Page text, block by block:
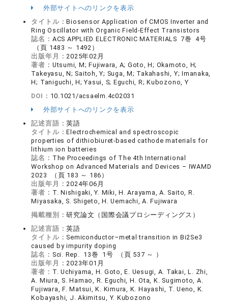
外部サイトへのリンクを表示
タイトル：Biosensor Application of CMOS Inverter and
Ring Oscillator with Organic Field-Effect Transistors
誌名： ACS APPLIED ELECTRONIC MATERIALS 7巻 4号
（頁 1483 ～ 1492）
出版年月：2025年02月
著者： Utsumi, M; Fujiwara, A; Goto, H; Okamoto, H;
Takeyasu, N; Saitoh, Y; Suga, M; Takahashi, Y; Imanaka,
H; Taniguchi, H; Yasui, S; Eguchi, R; Kubozono, Y
DOI： 10.1021/acsaelm.4c02031
外部サイトへのリンクを表示
記述言語：英語
タイトル：Electrochemical and spectroscopic
properties of dithiobiuret-based cathode materials for
lithium ion batteries
誌名： The Proceedings of The 4th International
Workshop on Advanced Materials and Devices – IWAMD
2023 （頁 183 ～ 186）
出版年月：2024年06月
著者： T. Nishigaki, Y. Miki, H. Arayama, A. Saito, R.
Miyasaka, S. Shigeto, H. Uemachi, A. Fujiwara
掲載種別：研究論文（国際会議プロシーディングス）
記述言語：英語
タイトル： Semiconductor–metal transition in Bi2Se3
caused by impurity doping
誌名： Sci. Rep. 13巻 1号 （頁 537 ～ ）
出版年月：2023年01月
著者： T. Uchiyama, H. Goto, E. Uesugi, A. Takai, L. Zhi,
A. Miura, S. Hamao, R. Eguchi, H. Ota, K. Sugimoto, A.
Fujiwara, F. Matsui, K. Kimura, K. Hayashi, T. Ueno, K.
Kobayashi, J. Akimitsu, Y. Kubozono